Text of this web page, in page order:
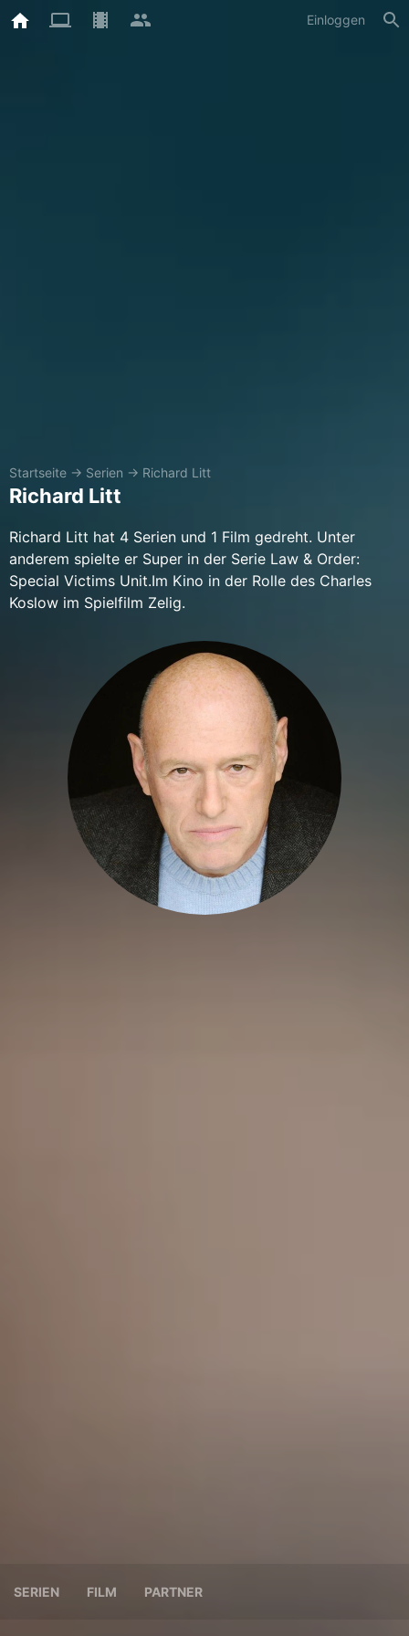
Einloggen
Startseite → Serien → Richard Litt
Richard Litt
Richard Litt hat 4 Serien und 1 Film gedreht. Unter
anderem spielte er Super in der Serie Law & Order:
Special Victims Unit.Im Kino in der Rolle des Charles
Koslow im Spielfilm Zelig.
SERIEN FILM PARTNER